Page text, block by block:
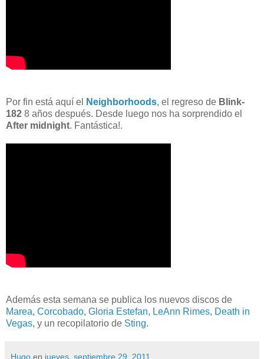
Por fin está aquí el Neighborhoods, el regreso de Blink-
182 8 años después. Desde luego nos ha sorprendido el
After midnight. Fantástica!.
Además esta semana se publica los nuevos discos de
Marea, Corcobado, Gloria Estefan, LeAnn Rimes, Death in
Vegas, y un recopilatorio de Sting.
Hugo en jueves, septiembre 29, 2011